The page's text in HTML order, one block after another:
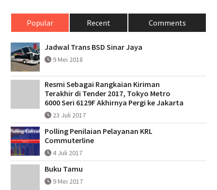
Popular Recent Comments
Jadwal Trans BSD Sinar Jaya
9 Mei 2018
Resmi Sebagai Rangkaian Kiriman
Terakhir di Tender 2017, Tokyo Metro
6000 Seri 6129F Akhirnya Pergi ke Jakarta
23 Juli 2017
Polling Penilaian Pelayanan KRL
Commuterline
4 Juli 2017
Buku Tamu
9 Mei 2017